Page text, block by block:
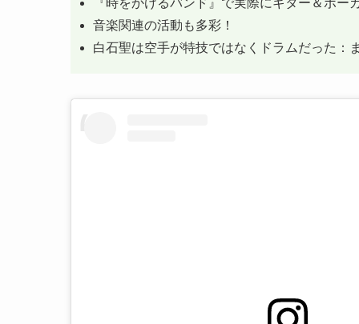
音楽関連の活動も多彩！
白石聖は空手が特技ではなくドラムだった：